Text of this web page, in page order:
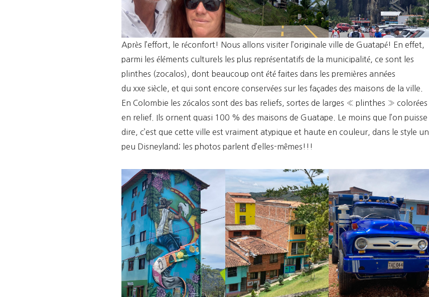
Après l’effort, le réconfort! Nous allons visiter l’originale ville de Guatapé! En effet,
parmi les éléments culturels les plus représentatifs de la municipalité, ce sont les
plinthes (zocalos), dont beaucoup ont été faites dans les premières années
du xxe siècle, et qui sont encore conservées sur les façades des maisons de la ville.
En Colombie les zócalos sont des bas reliefs, sortes de larges « plinthes » colorées
en relief. Ils ornent quasi 100 % des maisons de Guatape. Le moins que l’on puisse
dire, c’est que cette ville est vraiment atypique et haute en couleur, dans le style un
peu Disneyland; les photos parlent d’elles-mêmes!!!